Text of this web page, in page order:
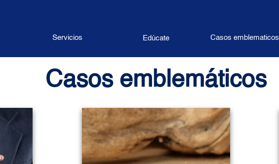
Servicios Edúcate Casos emblematicos
Casos emblemáticos